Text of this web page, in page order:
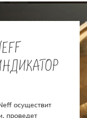
осуществит
проведет